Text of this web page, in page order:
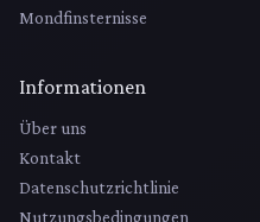
Mondfinsternisse
Informationen
Über uns
Kontakt
Datenschutzrichtlinie
Nutzungsbedingungen